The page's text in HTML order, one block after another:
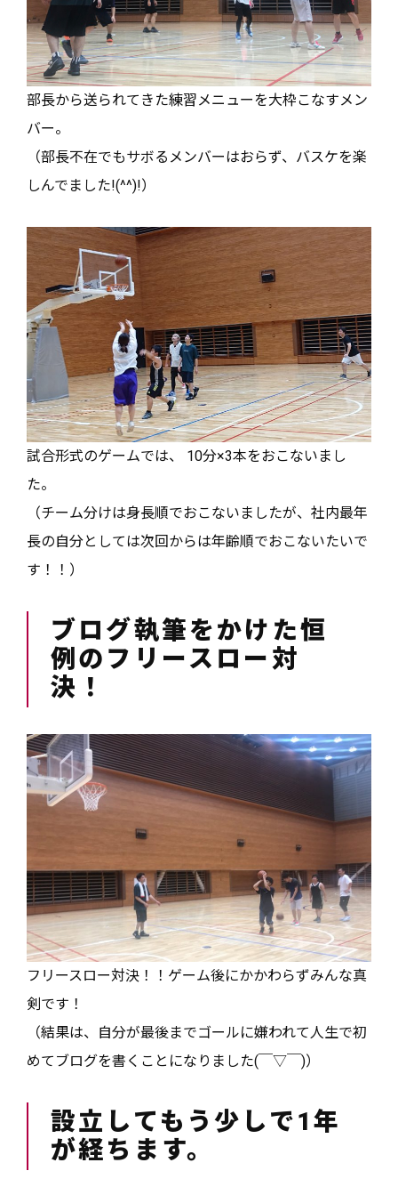
部長から送られてきた練習メニューを大枠こなすメン
バー。
（部長不在でもサボるメンバーはおらず、バスケを楽
しんでました!(^^)!）
試合形式のゲームでは、 10分×3本をおこないまし
た。
（チーム分けは身長順でおこないましたが、社内最年
長の自分としては次回からは年齢順でおこないたいで
す！！）
ブログ執筆をかけた恒
例のフリースロー対
決！
フリースロー対決！！ゲーム後にかかわらずみんな真
剣です！
（結果は、自分が最後までゴールに嫌われて人生で初
めてブログを書くことになりました(￣▽￣)）
設立してもう少しで1年
が経ちます。